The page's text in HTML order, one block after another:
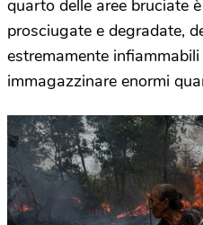
quarto delle aree bruciate
prosciugate e degradate,
estremamente
immagazzinare enormi